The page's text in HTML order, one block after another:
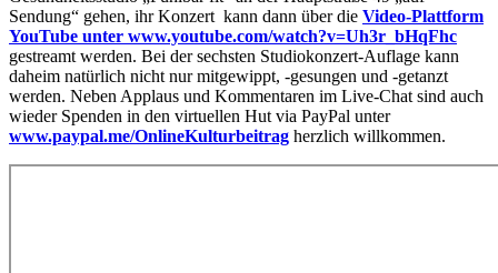
Sendung“ gehen, ihr Konzert kann dann über die Video-Plattform
YouTube unter www.youtube.com/watch?v=Uh3r_bHqFhc
gestreamt werden. Bei der sechsten Studiokonzert-Auflage kann
daheim natürlich nicht nur mitgewippt, -gesungen und -getanzt
werden. Neben Applaus und Kommentaren im Live-Chat sind auch
wieder Spenden in den virtuellen Hut via PayPal unter
www.paypal.me/OnlineKulturbeitrag herzlich willkommen.